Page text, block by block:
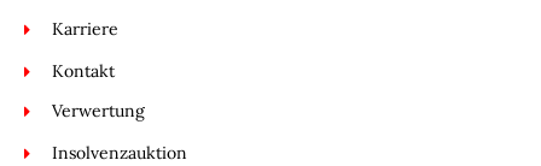
Karriere
Kontakt
Verwertung
Insolvenzauktion